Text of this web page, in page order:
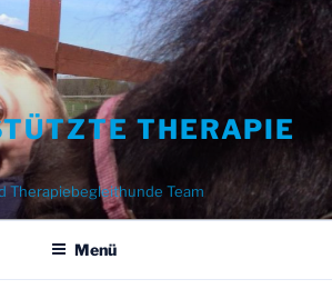
THERAPIE
Therapiebegleithunde Team
Menü